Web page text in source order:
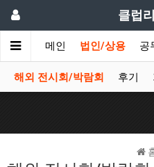
클럽
메인 법인/상용 공
해외 전시회/박람회 후기